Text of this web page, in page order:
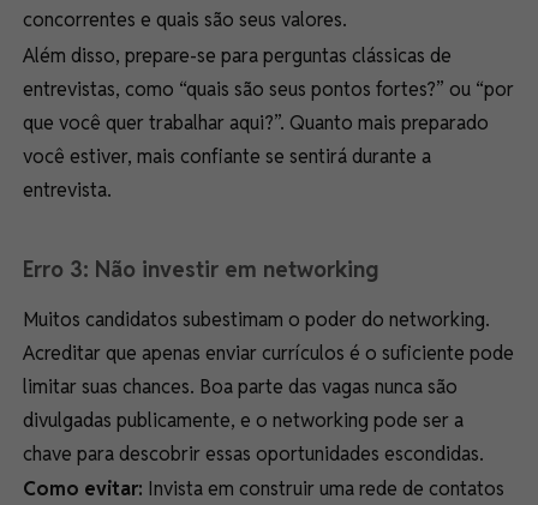
concorrentes e quais são seus valores.
Além disso, prepare-se para perguntas clássicas de
entrevistas, como “quais são seus pontos fortes?” ou “por
que você quer trabalhar aqui?”. Quanto mais preparado
você estiver, mais confiante se sentirá durante a
entrevista.
Erro 3: Não investir em networking
Muitos candidatos subestimam o poder do networking.
Acreditar que apenas enviar currículos é o suficiente pode
limitar suas chances. Boa parte das vagas nunca são
divulgadas publicamente, e o networking pode ser a
chave para descobrir essas oportunidades escondidas.
Como evitar: Invista em construir uma rede de contatos